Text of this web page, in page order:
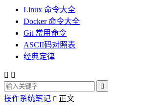
Linux 命令大全
Docker 命令大全
Git 常用命令
ASCII码对照表
经典定律
 

操作系统笔记  正文